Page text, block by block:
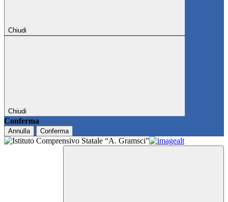
Chiudi
Chiudi
Conferma
Annulla Conferma